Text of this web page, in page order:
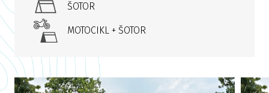
ŠOTOR
MOTOCIKL + ŠOTOR